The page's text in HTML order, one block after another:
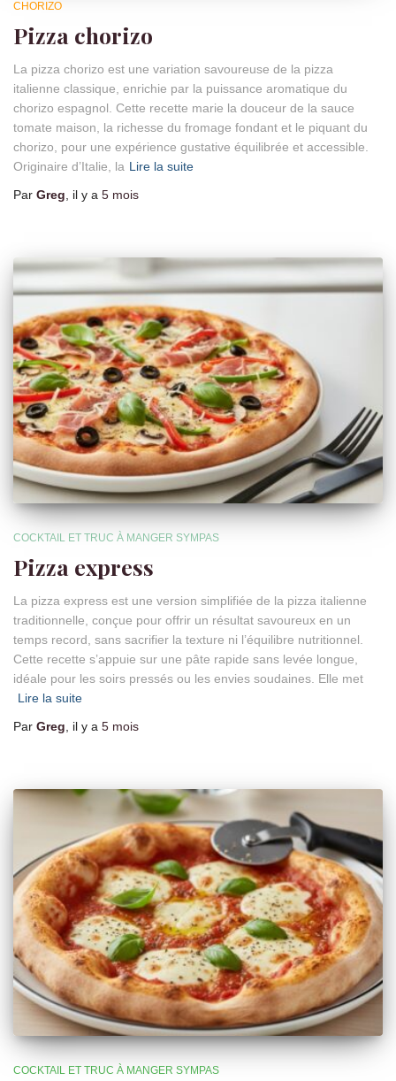
CHORIZO
Pizza chorizo
La pizza chorizo est une variation savoureuse de la pizza
italienne classique, enrichie par la puissance aromatique du
chorizo espagnol. Cette recette marie la douceur de la sauce
tomate maison, la richesse du fromage fondant et le piquant du
chorizo, pour une expérience gustative équilibrée et accessible.
Originaire d’Italie, la Lire la suite
Par Greg , il y a 5 mois
COCKTAIL ET TRUC À MANGER SYMPAS
Pizza express
La pizza express est une version simplifiée de la pizza italienne
traditionnelle, conçue pour offrir un résultat savoureux en un
temps record, sans sacrifier la texture ni l’équilibre nutritionnel.
Cette recette s’appuie sur une pâte rapide sans levée longue,
idéale pour les soirs pressés ou les envies soudaines. Elle met
Lire la suite
Par Greg, il y a 5 mois
COCKTAIL ET TRUC À MANGER SYMPAS